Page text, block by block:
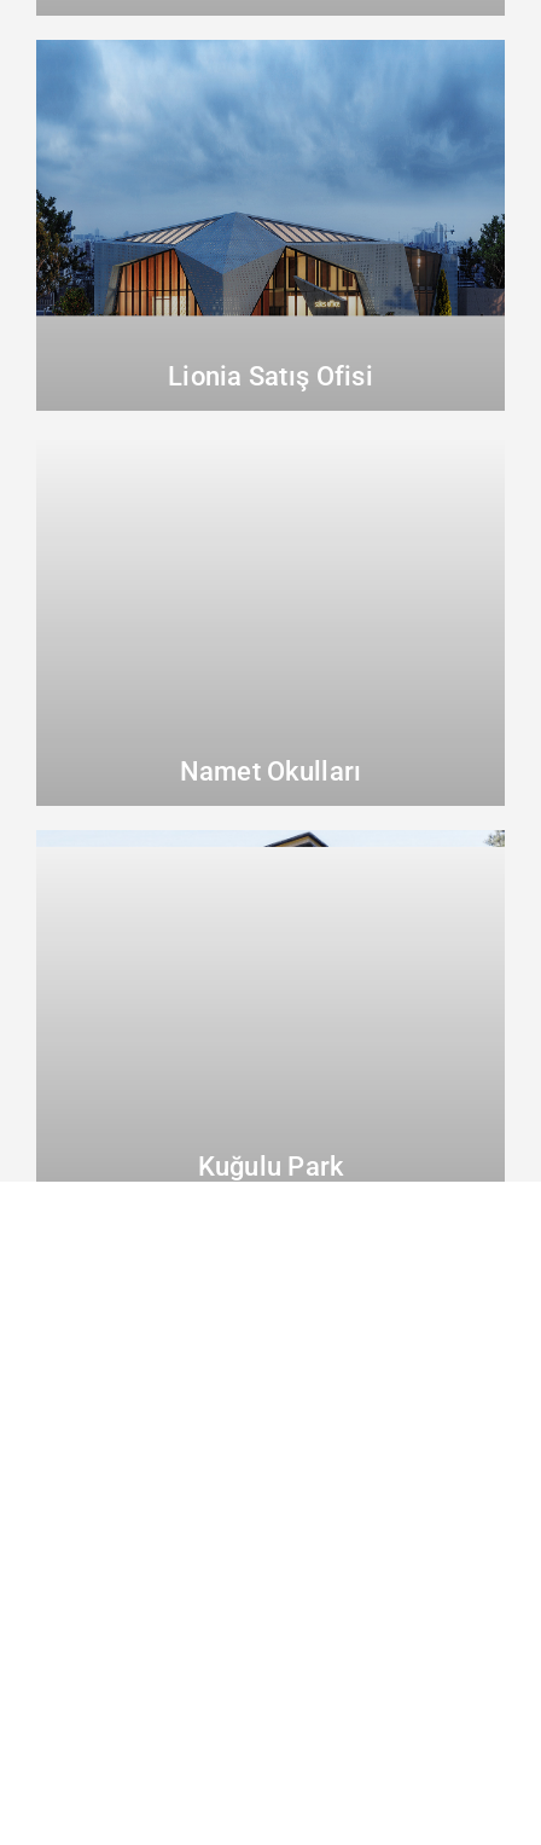
Lionia Satış Ofisi
Namet Okulları
Kuğulu Park